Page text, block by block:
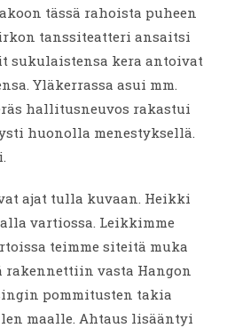
tässä rahoista puheen
tanssiteatteri ansaitsi
kera antoivat
Yläkerrassa asui mm.
hallitusneuvos rakastui
huonolla menestyksellä.
ajat tulla kuvaan. Heikki
vartiossa. Leikkimme
teimme siteitä muka
rakennettiin vasta Hangon
pommitusten takia
maalle. Ahtaus lisääntyi